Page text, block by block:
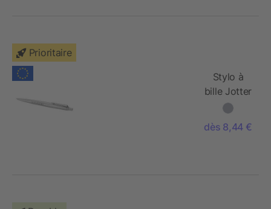
Prioritaire
Stylo à
bille Jotter
dès 8,44 €